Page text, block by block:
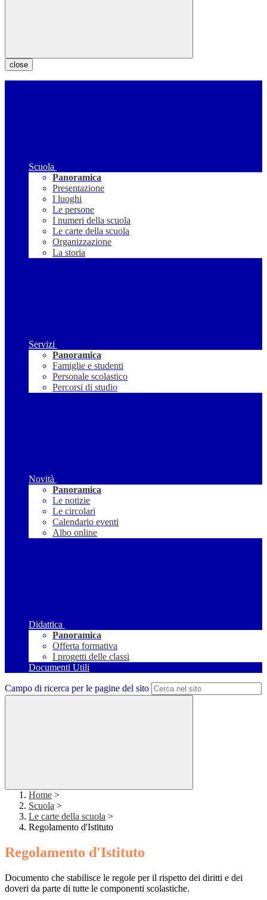
close
Scuola
Panoramica
Presentazione
I luoghi
Le persone
I numeri della scuola
Le carte della scuola
Organizzazione
La storia
Servizi
Panoramica
Famiglie e studenti
Personale scolastico
Percorsi di studio
Novità
Panoramica
Le notizie
Le circolari
Calendario eventi
Albo online
Didattica
Panoramica
Offerta formativa
I progetti delle classi
Documenti Utili
Campo di ricerca per le pagine del sito
Home >
Scuola >
Le carte della scuola >
Regolamento d'Istituto
Regolamento d'Istituto
Documento che stabilisce le regole per il rispetto dei diritti e dei
doveri da parte di tutte le componenti scolastiche.